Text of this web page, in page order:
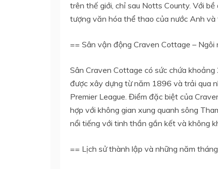
trên thế giới, chỉ sau Notts County. Với
tượng văn hóa thể thao của nước Anh
== Sân vận động Craven Cottage – Ngôi
Sân Craven Cottage có sức chứa
được xây dựng từ năm 1896 và trải qua
Premier League. Điểm đặc biệt của
hợp với không gian xung quanh sông
nổi tiếng với tinh thần gắn kết và không
== Lịch sử thành lập và những năm